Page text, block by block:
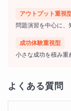
★ギフテッド②
いることが多く
アウトプット重視
問題演習を中心に、
成功体験重視型
小さな成功を積み重
よくある質問